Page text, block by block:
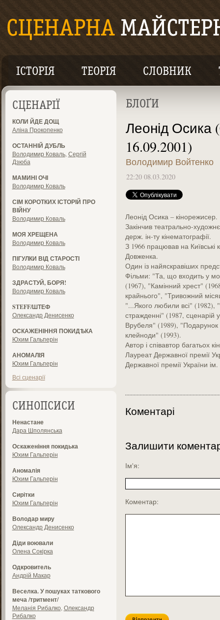
ІСТОРІЯ ТЕОРІЯ СЛОВНИК
СЦЕНАРІЇ
КОЛИ ЙДЕ ДОЩ
Аліна Прокопенко
ОСТАННІЙ ДУБЛЬ
Володимир Коваль, Сергій
Дзюба
МАМИНІ ОЧІ
Володимир Коваль
СІМ КОРОТКИХ ІСТОРІЙ ПРО
ВІЙНУ
Володимир Коваль
МОЯ ХРЕЩЕНА
Володимир Коваль
ПІГУЛКИ ВІД СТАРОСТІ
Володимир Коваль
ЗДРАСТУЙ, БОРЯ!
Володимир Коваль
STEFF/ШТЕФ
Олександр Денисенко
ОСКАЖЕНІННЯ ПОКИДѢКА
Юхим Гальперін
АНОМАЛІЯ
Юхим Гальперін
Всі сценарії
СИНОПСИСИ
Ненастане
Дара Шполянська
Оскаженіння покидька
Юхим Гальперін
Аномалія
Юхим Гальперін
Сирітки
Юхим Гальперін
Володар миру
Олександр Денисенко
Діди воювали
Олена Сокірка
Одкровитель
Андрій Макар
Веселка. У пошуках таткового
меча /тритмент/
Меланія Рибалко Олександр
Рибалко
БЛОҐИ
Леонід Осика
16.09.2001)
Володимир Войтенко
22:20 08.03.2020
Леонід Осика – кінорежисер.
Закінчив театрально-
держ. ін-ту кінематографії.
З 1966 працював на Київські
Довженка.
Один із найяскравіших
Фільми: "Та, що входить у
(1967), "Камінний хрест"
крайнього", "Тривожний
"...Якого любили всі" (1982),
стражденні" (1987,
Врубеля" (1989), "Подарунок
клейноди" (1993).
Автор і співавтор багатьох
Лауреат Державної премії
Державної премії України
Коментарі
Залишити
Ім'я:
Коментар: